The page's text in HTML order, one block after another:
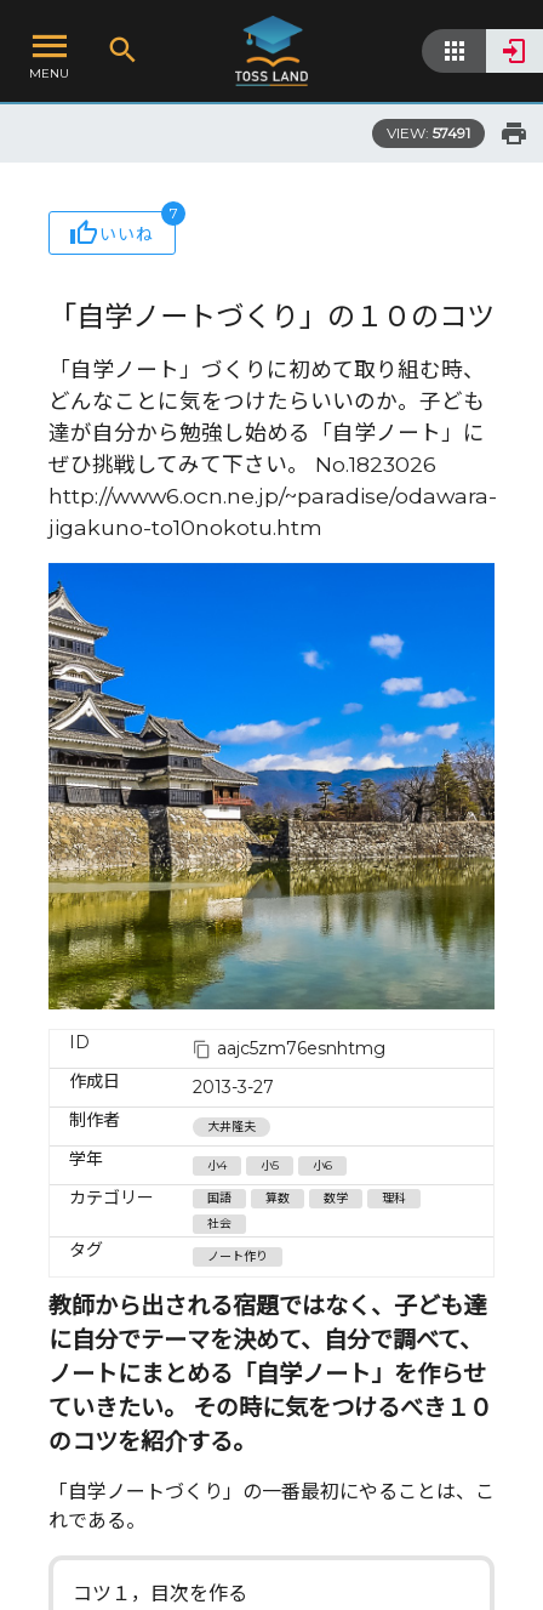
MENU
VIEW: 57491
いいね
7
「自学ノートづくり」の１０のコツ
「自学ノート」づくりに初めて取り組む時、
どんなことに気をつけたらいいのか。子ども
達が自分から勉強し始める「自学ノート」に
ぜひ挑戦してみて下さい。 No.1823026
http://www6.ocn.ne.jp/~paradise/odawara-
jigakuno-to10nokotu.htm
ID
aajc5zm76esnhtmg
作成日
2013-3-27
制作者
大井隆夫
学年 小4 小5 小6
カテゴリー 国語 算数 数学
理科
社会
タグ ノート作り
教師から出される宿題ではなく、子ども達
に自分でテーマを決めて、自分で調べて、
ノートにまとめる「自学ノート」を作らせ
ていきたい。 その時に気をつけるべき１０
のコツを紹介する。
「自学ノートづくり」の一番最初にやることは、こ
れである。
コツ１，目次を作る